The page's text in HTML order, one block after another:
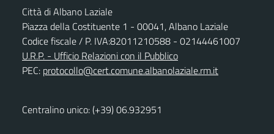
Città di Albano Laziale
Piazza della Costituente 1 - 00041, Albano Laziale
Codice fiscale / P. IVA:82011210588 - 02144461007
U.R.P. - Ufficio Relazioni con il Pubblico
PEC: protocollo@cert.comune.albanolaziale.rm.it
Centralino unico: (+39) 06.932951